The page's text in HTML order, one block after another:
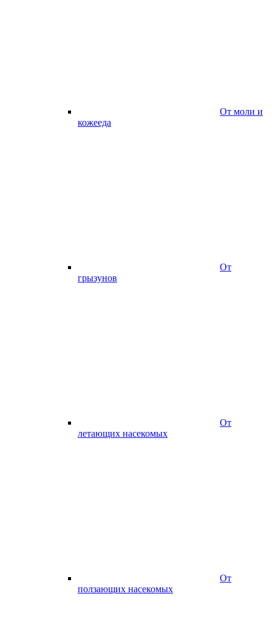
От моли и
кожееда
От
грызунов
От
летающих насекомых
От
ползающих насекомых